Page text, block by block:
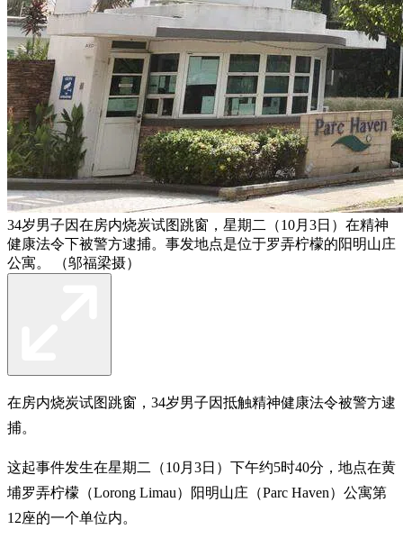
34岁男子因在房内烧炭试图跳窗，星期二（10月3日）在精神
健康法令下被警方逮捕。事发地点是位于罗弄柠檬的阳明山庄
公寓。 （邬福梁摄）
在房内烧炭试图跳窗，34岁男子因抵触精神健康法令被警方逮
捕。
这起事件发生在星期二（10月3日）下午约5时40分，地点在黄
埔罗弄柠檬（Lorong Limau）阳明山庄（Parc Haven）公寓第
12座的一个单位内。